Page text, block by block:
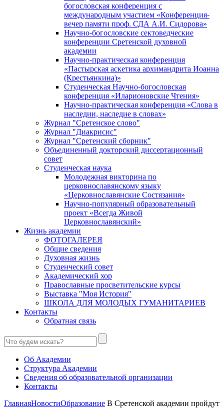
богословская конференция с
международным участием «Конференция-
вечер памяти проф. СДА А.И. Сидорова»
Научно-богословские сектоведческие
конференции Сретенской духовной
академии
Научно-практическая конференция
«Пастырская аскетика архимандрита Иоанна
(Крестьянкина)»
Студенческая Научно-богословская
конференция «Иларионовские Чтения»
Научно-практическая конференция «Cлова в
наследии, наследие в словах»
Журнал "Сретенское слово"
Журнал "Диакрисис"
Журнал "Сретенский сборник"
Объединенный докторский диссертационный
совет
Студенческая наука
Молодежная викторина по
церковнославянскому языку
«Церковнославянские Состязания»
Научно-популярный образовательный
проект «Всегда Живой
Церковнославянский»
Жизнь академии
ФОТОГАЛЕРЕЯ
Общие сведения
Духовная жизнь
Студенческий совет
Академический хор
Православные просветительские курсы
Выставка "Моя История"
ШКОЛА ДЛЯ МОЛОДЫХ ГУМАНИТАРИЕВ
Контакты
Обратная связь
Об Академии
Структура Академии
Сведения об образовательной организации
Контакты
ГлавнаяНовостиОбразование В Сретенской академии пройдут